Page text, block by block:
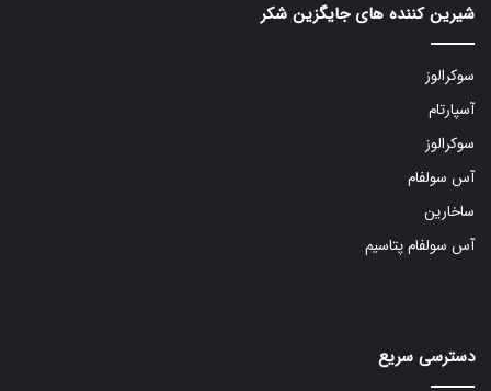
شیرین کننده های جایگزین شکر
سوکرالوز
آسپارتام
سوکرالوز
آس سولفام
ساخارین
آس سولفام پتاسیم
دسترسی سریع